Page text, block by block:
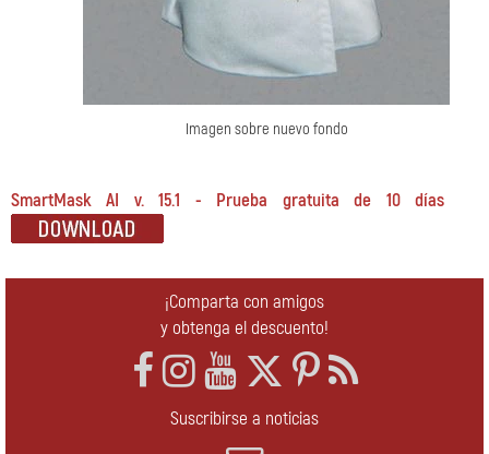
Imagen sobre nuevo fondo
SmartMask AI v. 15.1 - Prueba gratuita de 10 días
¡Comparta con amigos
y obtenga el descuento!
Suscribirse a noticias